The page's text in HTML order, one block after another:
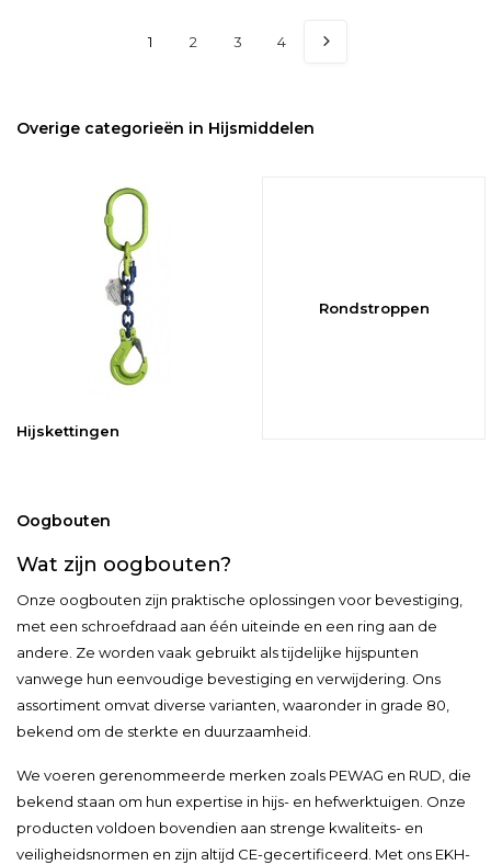
1 2 3 4
Overige categorieën in Hijsmiddelen
Hijskettingen
Rondstroppen
Oogbouten
Wat zijn oogbouten?
Onze oogbouten zijn praktische oplossingen voor bevestiging,
met een schroefdraad aan één uiteinde en een ring aan de
andere. Ze worden vaak gebruikt als tijdelijke hijspunten
vanwege hun eenvoudige bevestiging en verwijdering. Ons
assortiment omvat diverse varianten, waaronder in grade 80,
bekend om de sterkte en duurzaamheid.
We voeren gerenommeerde merken zoals PEWAG en RUD, die
bekend staan om hun expertise in hijs- en hefwerktuigen. Onze
producten voldoen bovendien aan strenge kwaliteits- en
veiligheidsnormen en zijn altijd CE-gecertificeerd. Met ons EKH-